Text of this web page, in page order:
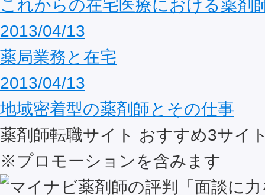
これからの在宅医療における薬剤
2013/04/13
薬局業務と在宅
2013/04/13
地域密着型の薬剤師とその仕事
薬剤師転職サイト おすすめ3サイ
※プロモーションを含みます